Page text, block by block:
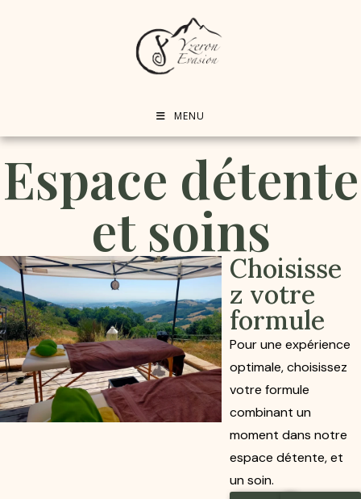
MENU
Espace détente
et soins
Choisisse
z votre
formule
Pour une expérience
optimale, choisissez
votre formule
combinant un
moment dans notre
espace détente, et
un soin.